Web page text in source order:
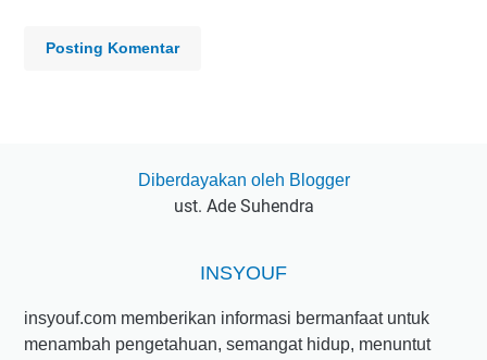
Posting Komentar
Diberdayakan oleh Blogger
ust. Ade Suhendra
INSYOUF
insyouf.com memberikan informasi bermanfaat untuk
menambah pengetahuan, semangat hidup, menuntut